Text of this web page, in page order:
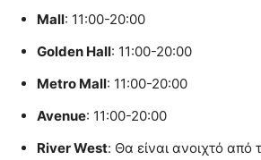
Mall: 11:00-20:00
Golden Hall: 11:00-20:00
Metro Mall: 11:00-20:00
Avenue: 11:00-20:00
River West: Θα είναι ανοιχτό από